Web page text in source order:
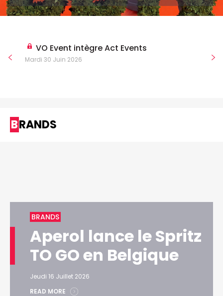
VO Event intègre Act Events
Mardi 30 Juin 2026
BRANDS
BRANDS
Aperol lance le Spritz
TO GO en Belgique
Jeudi 16 Juillet 2026
READ MORE